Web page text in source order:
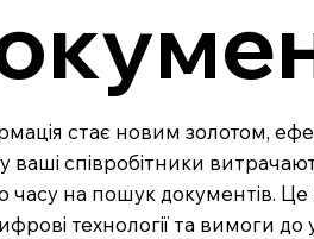
стає новим золотом,
ваші співробітники
часу на пошук документів.
технології та вимоги